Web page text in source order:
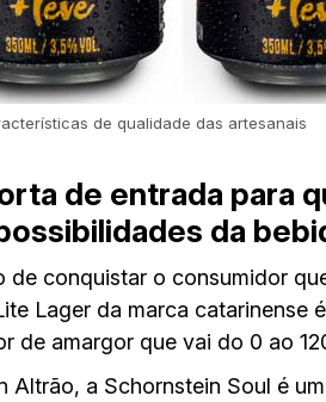
de qualidade das artesanais
de entrada para
da
conquistar o consumidor
Lager da marca catarinense
de amargor que vai do 0 ao
a Schornstein Soul é